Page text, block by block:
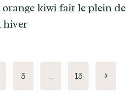
orange kiwi fait le plein de
hiver
3 … 13
Page